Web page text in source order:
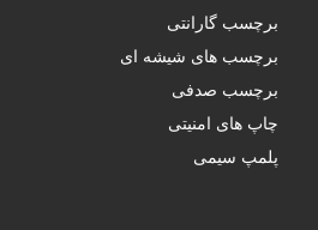
برچسب گارانتی
برچسب های شیشه ای
برچسب صدفی
چاپ های امنیتی
پلمپ سیمی